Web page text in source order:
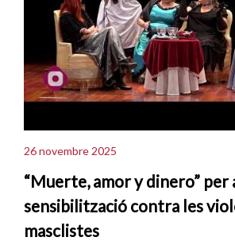
26 novembre 2025
“Muerte, amor y dinero”
sensibilització contra les
masclistes